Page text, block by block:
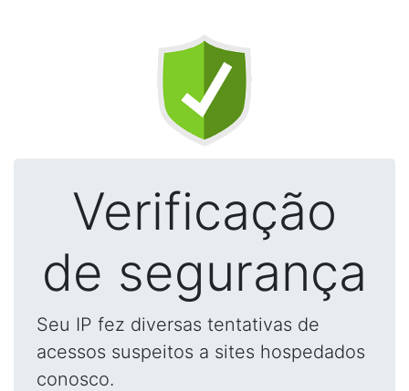
Verificação
de segurança
Seu IP fez diversas tentativas de
acessos suspeitos a sites hospedados
conosco.